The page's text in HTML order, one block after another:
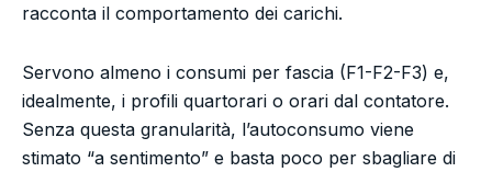
racconta il comportamento dei carichi.
Servono almeno i consumi per fascia (F1-F2-F3) e,
idealmente, i profili quartorari o orari dal contatore.
Senza questa granularità, l’autoconsumo viene
stimato “a sentimento” e basta poco per sbagliare di